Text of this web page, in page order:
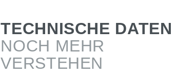
TECHNISCHE DATEN
NOCH MEHR
VERSTEHEN